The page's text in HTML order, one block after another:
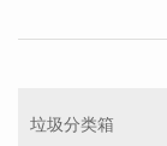
垃圾分类箱